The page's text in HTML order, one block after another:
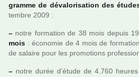
gramme de déva­lo­ri­sa­tion des
tem­bre 2009 :
– notre for­ma­tion de 38 mois depuis
mois : économie de 4 mois de
de salaire pour les pro­mo­tions
– notre durée d’étude de 4.760